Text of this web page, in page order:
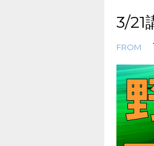
3/21
FROM